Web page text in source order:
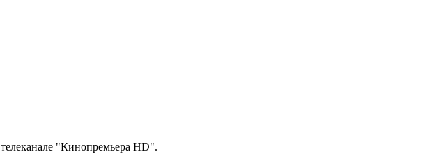
"Кинопремьера HD".